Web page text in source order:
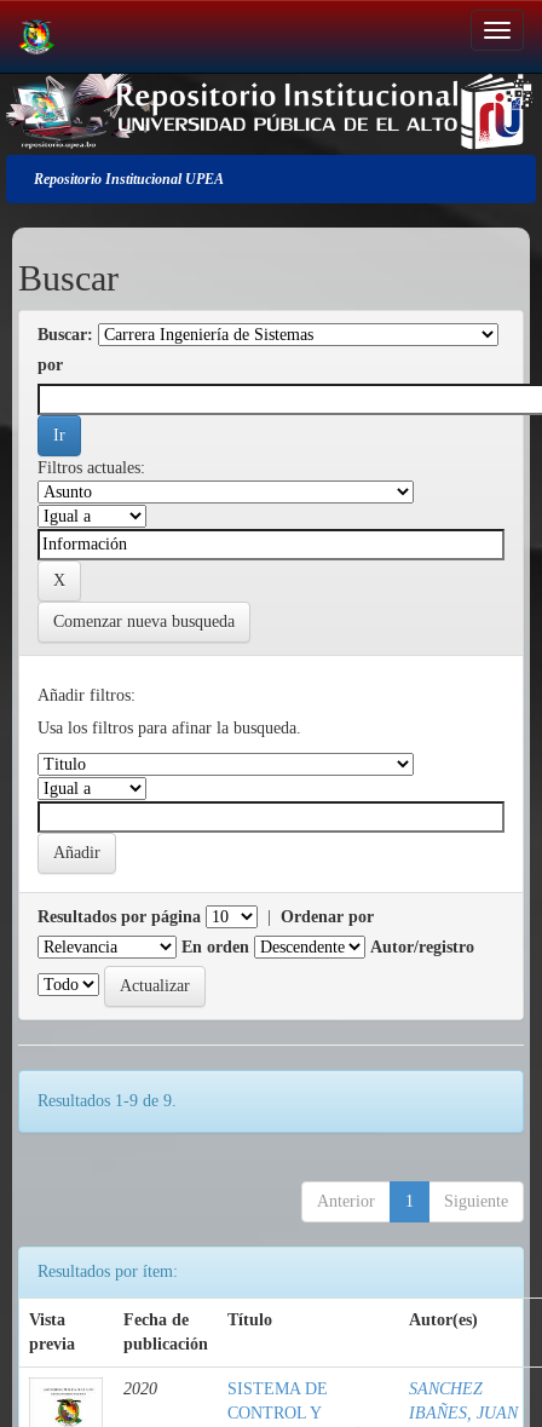
Salir
de
la
navegación
Repositorio Institucional UPEA
Buscar
Buscar:
por
Filtros actuales:
Comenzar nueva busqueda
Añadir filtros:
Usa los filtros para afinar la busqueda.
Resultados por página
Ordenar por
En orden
Autor/registro
Resultados 1-9 de 9.
Anterior 1 Siguiente
Resultados por ítem:
Vista
previa
Fecha de
publicación
Título Autor(es)
2020
SISTEMA DE
CONTROL Y
SANCHEZ
IBAÑES, JUAN